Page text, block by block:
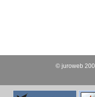
© juroweb